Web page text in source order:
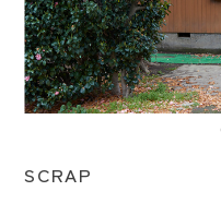
SCRAP